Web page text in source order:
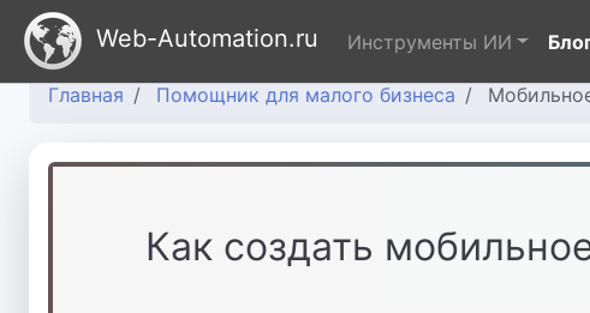
Web-Automation.ru Инструменты ИИ
Главная Помощник для малого бизнеса
Как создать